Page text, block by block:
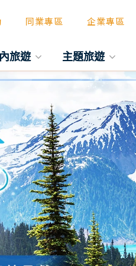
同業專區 企業專區
旅遊 主題旅遊